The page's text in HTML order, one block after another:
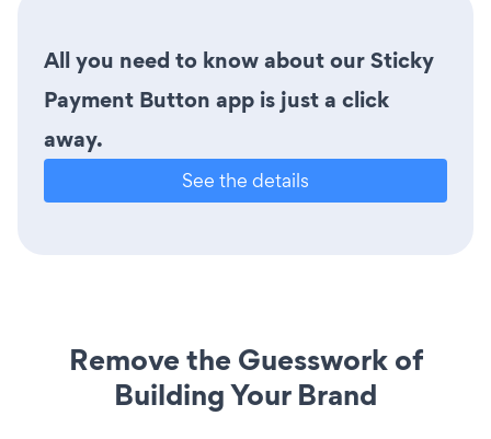
All you need to know about our Sticky
Payment Button app is just a click
away.
See the details
Remove the Guesswork of
Building Your Brand